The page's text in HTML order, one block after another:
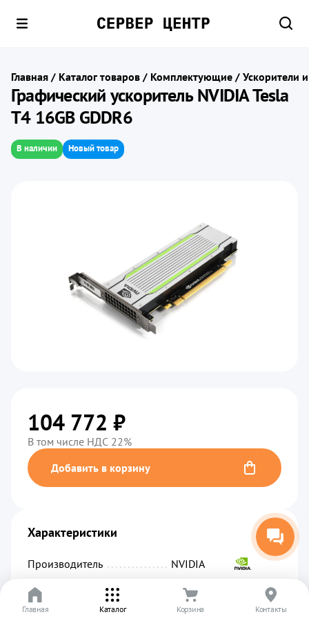
Главная / Каталог товаров / Комплектующие / Ускорители
Графический ускоритель NVIDIA Tesla
T4 16GB GDDR6
В наличии Новый товар
104 772 ₽
В том числе НДС 22%
Добавить в корзину
Характеристики
Производитель
NVIDIA
Код производителя
900-2G183-0000-000
Артикул
00981
Главная Каталог Корзина Контакты